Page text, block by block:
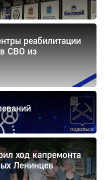
реабилитации
СВО из
ход капремонта
Ленинцев